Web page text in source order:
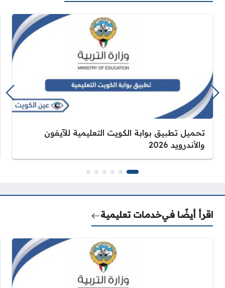
تحميل تطبيق بوابة الكويت التعليمية للآيفون
والأندرويد 2026
اقرأ أيضًا فيخدمات تعليمية